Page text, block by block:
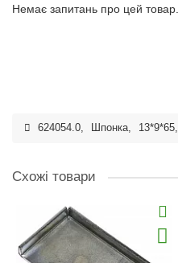
Немає запитань про цей товар.
624054.0, Шпонка, 13*9*65,
Схожі товари